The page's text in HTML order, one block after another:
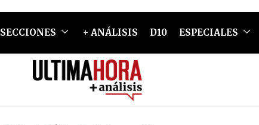
SECCIONES + ANÁLISIS D10 ESPECIALES